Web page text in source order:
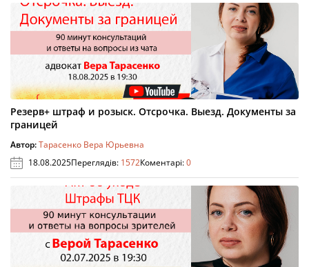
Резерв+ штраф и розыск. Отсрочка. Выезд. Документы за
границей
Автор:Тарасенко Вера Юрьевна
18.08.2025Переглядів: 1572Коментарі:0